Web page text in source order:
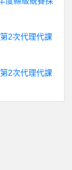
2次代理代課
2次代理代課